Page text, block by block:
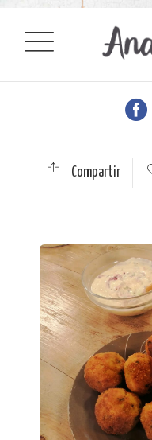
Compartir